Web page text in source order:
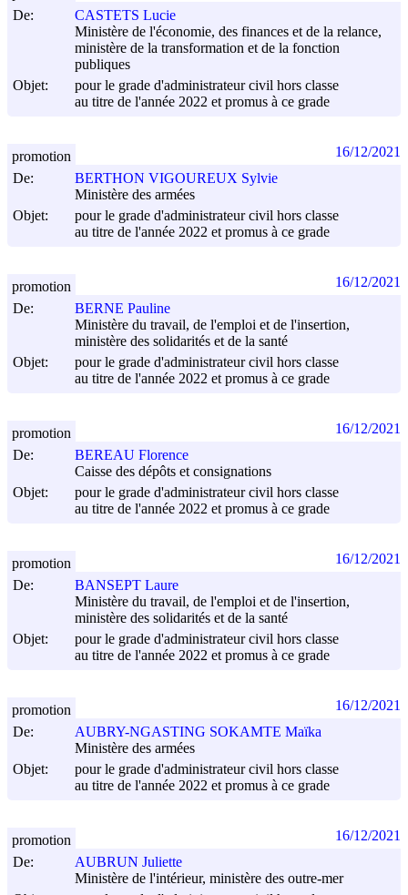
De:
CASTETS Lucie
Ministère de l'économie, des finances et de la relance,
ministère de la transformation et de la fonction
publiques
Objet:
pour le grade d'administrateur civil hors classe
au titre de l'année 2022 et promus à ce grade
De:
BERTHON VIGOUREUX Sylvie
Ministère des armées
Objet:
pour le grade d'administrateur civil hors classe
au titre de l'année 2022 et promus à ce grade
promotion 16/12/2021
De:
BERNE Pauline
Ministère du travail, de l'emploi et de l'insertion,
ministère des solidarités et de la santé
Objet:
pour le grade d'administrateur civil hors classe
au titre de l'année 2022 et promus à ce grade
promotion 16/12/2021
De:
BEREAU Florence
Caisse des dépôts et consignations
Objet:
pour le grade d'administrateur civil hors classe
au titre de l'année 2022 et promus à ce grade
promotion 16/12/2021
De:
BANSEPT Laure
Ministère du travail, de l'emploi et de l'insertion,
ministère des solidarités et de la santé
Objet:
pour le grade d'administrateur civil hors classe
au titre de l'année 2022 et promus à ce grade
promotion 16/12/2021
De:
AUBRY-NGASTING SOKAMTE Maïka
Ministère des armées
Objet:
pour le grade d'administrateur civil hors classe
au titre de l'année 2022 et promus à ce grade
promotion 16/12/2021
De:
AUBRUN Juliette
Ministère de l'intérieur, ministère des outre-mer
promotion 16/12/2021